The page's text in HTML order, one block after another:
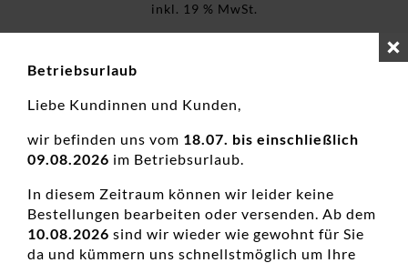
inkl. 19 % MwSt.
Betriebsurlaub
Liebe Kundinnen und Kunden,
wir befinden uns vom 18.07. bis einschließlich
09.08.2026 im Betriebsurlaub.
In diesem Zeitraum können wir leider keine
Bestellungen bearbeiten oder versenden. Ab dem
10.08.2026 sind wir wieder wie gewohnt für Sie
da und kümmern uns schnellstmöglich um Ihre